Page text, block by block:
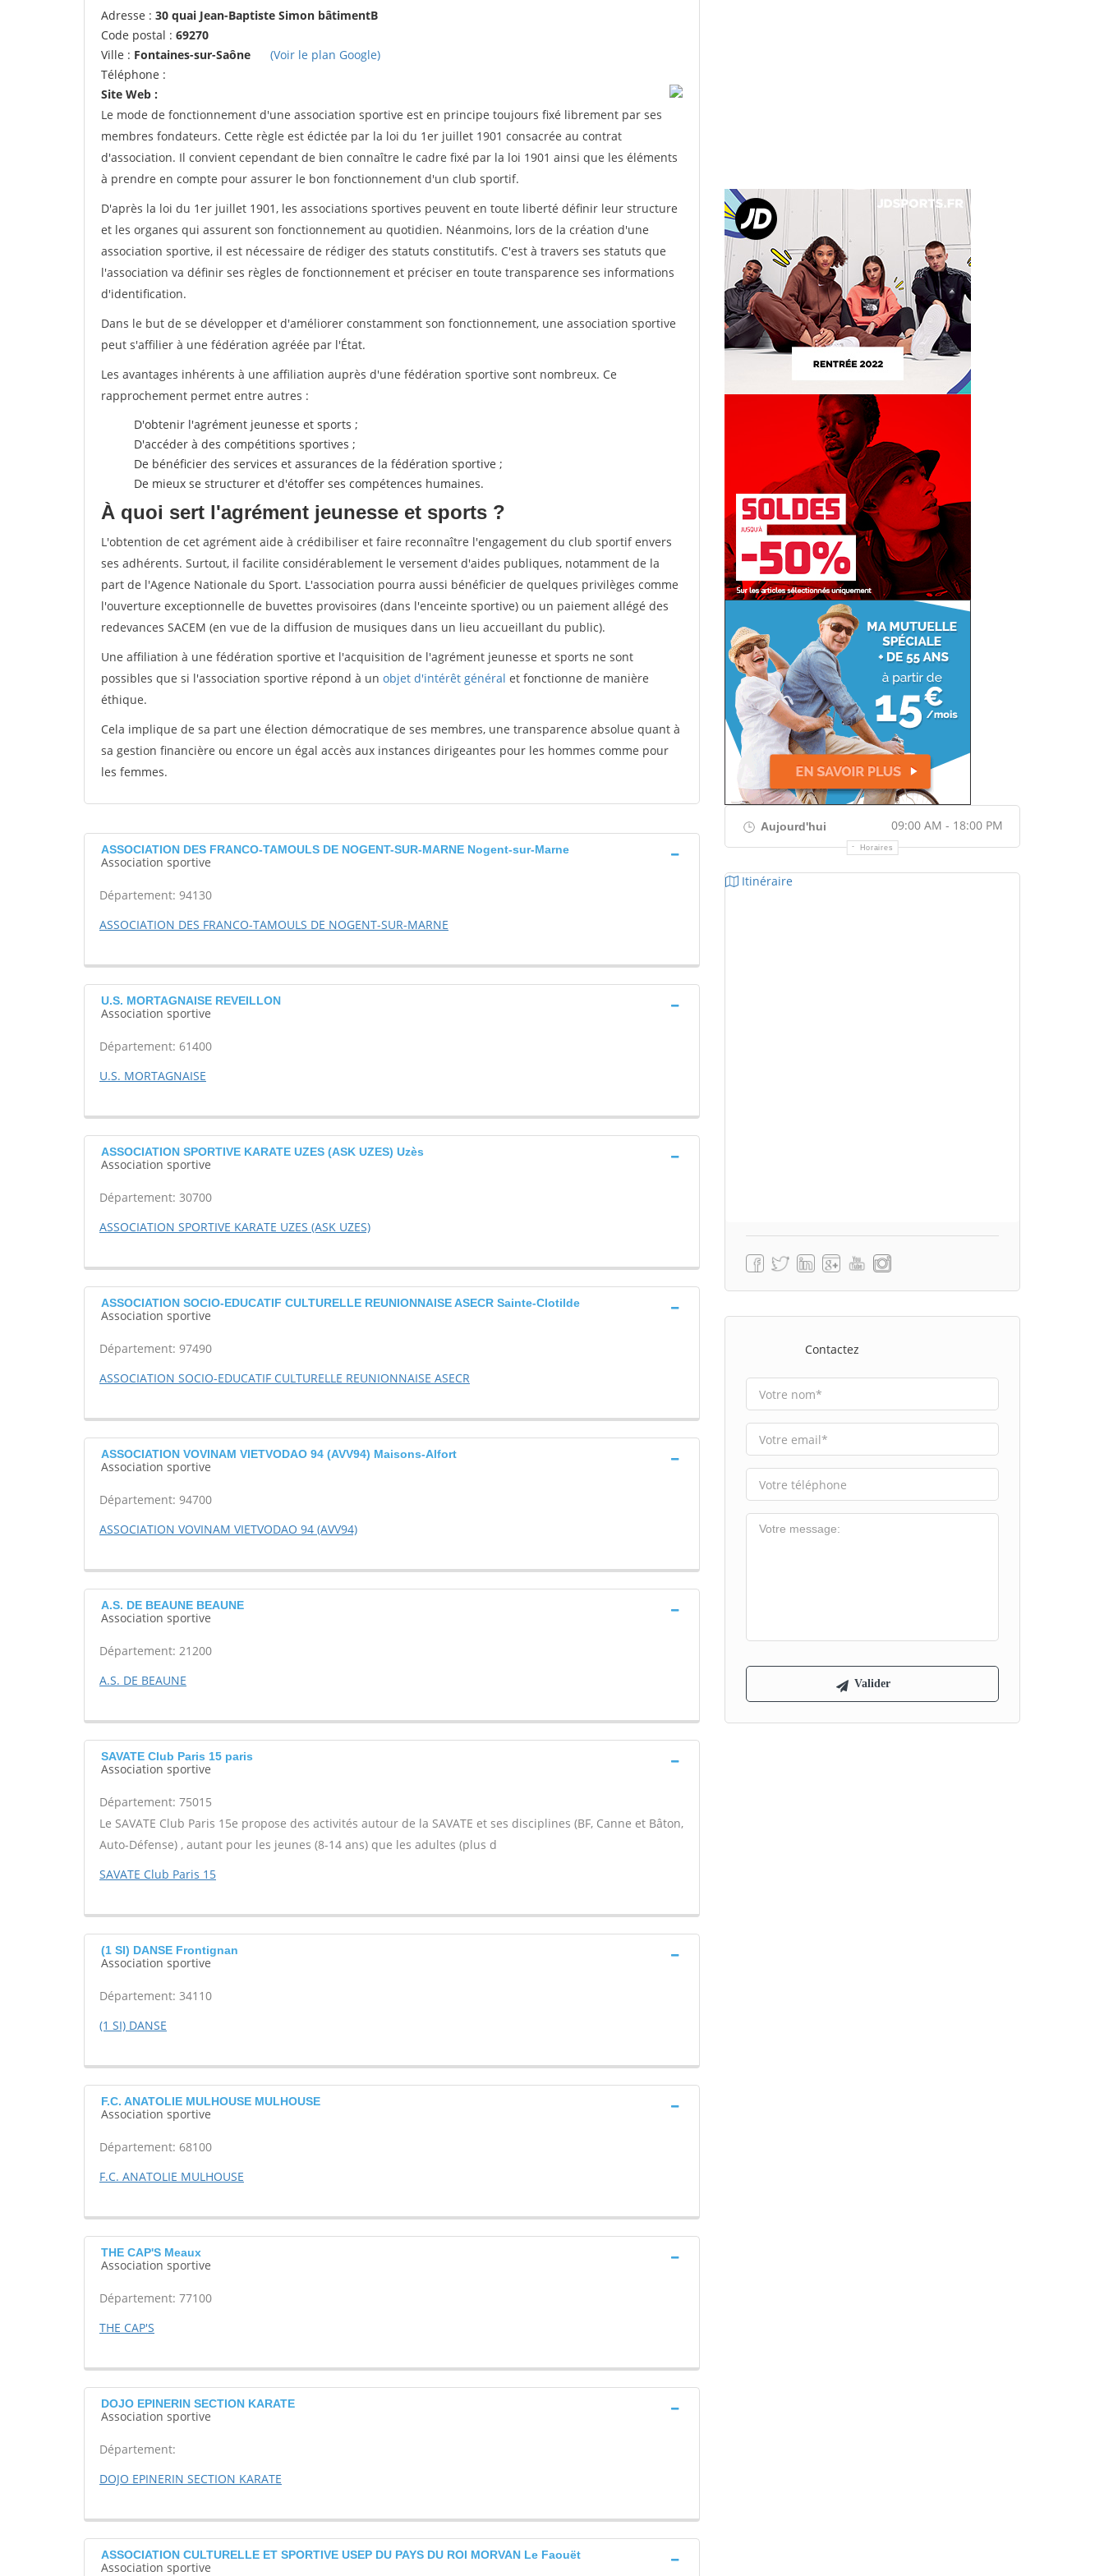
Adresse : 30 quai Jean-Baptiste Simon bâtimentB
Code postal : 69270
Ville : Fontaines-sur-Saône
(Voir le plan Google)
Téléphone :
Site Web :
Le mode de fonctionnement d'une association sportive est en principe toujours fixé librement par ses
membres fondateurs. Cette règle est édictée par la loi du 1er juillet 1901 consacrée au contrat
d'association. Il convient cependant de bien connaître le cadre fixé par la loi 1901 ainsi que les éléments
à prendre en compte pour assurer le bon fonctionnement d'un club sportif.
D'après la loi du 1er juillet 1901, les associations sportives peuvent en toute liberté définir leur structure
et les organes qui assurent son fonctionnement au quotidien. Néanmoins, lors de la création d'une
association sportive, il est nécessaire de rédiger des statuts constitutifs. C'est à travers ses statuts que
l'association va définir ses règles de fonctionnement et préciser en toute transparence ses informations
d'identification.
Dans le but de se développer et d'améliorer constamment son fonctionnement, une association sportive
peut s'affilier à une fédération agréée par l'État.
Les avantages inhérents à une affiliation auprès d'une fédération sportive sont nombreux. Ce
rapprochement permet entre autres :
D'obtenir l'agrément jeunesse et sports ;
D'accéder à des compétitions sportives ;
De bénéficier des services et assurances de la fédération sportive ;
De mieux se structurer et d'étoffer ses compétences humaines.
À quoi sert l'agrément jeunesse et sports ?
L'obtention de cet agrément aide à crédibiliser et faire reconnaître l'engagement du club sportif envers
ses adhérents. Surtout, il facilite considérablement le versement d'aides publiques, notamment de la
part de l'Agence Nationale du Sport. L'association pourra aussi bénéficier de quelques privilèges comme
l'ouverture exceptionnelle de buvettes provisoires (dans l'enceinte sportive) ou un paiement allégé des
redevances SACEM (en vue de la diffusion de musiques dans un lieu accueillant du public).
Une affiliation à une fédération sportive et l'acquisition de l'agrément jeunesse et sports ne sont
possibles que si l'association sportive répond à un objet d'intérêt général et fonctionne de manière
éthique.
Cela implique de sa part une élection démocratique de ses membres, une transparence absolue quant à
sa gestion financière ou encore un égal accès aux instances dirigeantes pour les hommes comme pour
les femmes.
ASSOCIATION DES FRANCO-TAMOULS DE NOGENT-SUR-MARNE Nogent-sur-Marne
Association sportive
Département: 94130
ASSOCIATION DES FRANCO-TAMOULS DE NOGENT-SUR-MARNE
U.S. MORTAGNAISE REVEILLON
Association sportive
Département: 61400
U.S. MORTAGNAISE
ASSOCIATION SPORTIVE KARATE UZES (ASK UZES) Uzès
Association sportive
Département: 30700
ASSOCIATION SPORTIVE KARATE UZES (ASK UZES)
ASSOCIATION SOCIO-EDUCATIF CULTURELLE REUNIONNAISE ASECR Sainte-Clotilde
Association sportive
Département: 97490
ASSOCIATION SOCIO-EDUCATIF CULTURELLE REUNIONNAISE ASECR
ASSOCIATION VOVINAM VIETVODAO 94 (AVV94) Maisons-Alfort
Association sportive
Département: 94700
ASSOCIATION VOVINAM VIETVODAO 94 (AVV94)
A.S. DE BEAUNE BEAUNE
Association sportive
Département: 21200
A.S. DE BEAUNE
SAVATE Club Paris 15 paris
Association sportive
Département: 75015
Le SAVATE Club Paris 15e propose des activités autour de la SAVATE et ses disciplines (BF, Canne et Bâton,
Auto-Défense) , autant pour les jeunes (8-14 ans) que les adultes (plus d
SAVATE Club Paris 15
(1 SI) DANSE Frontignan
Association sportive
Département: 34110
(1 SI) DANSE
F.C. ANATOLIE MULHOUSE MULHOUSE
Association sportive
Département: 68100
F.C. ANATOLIE MULHOUSE
THE CAP'S Meaux
Association sportive
Département: 77100
THE CAP'S
DOJO EPINERIN SECTION KARATE
Association sportive
Département:
DOJO EPINERIN SECTION KARATE
ASSOCIATION CULTURELLE ET SPORTIVE USEP DU PAYS DU ROI MORVAN Le Faouët
Association sportive
Aujourd'hui 09:00 AM - 18:00 PM
Horaires
Itinéraire
Contactez